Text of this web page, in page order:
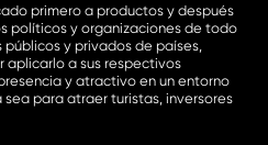
primero a productos y después
políticos y organizaciones de todo
y privados de países,
aplicarlo a sus respectivos
y atractivo en un entorno
para atraer turistas, inversores